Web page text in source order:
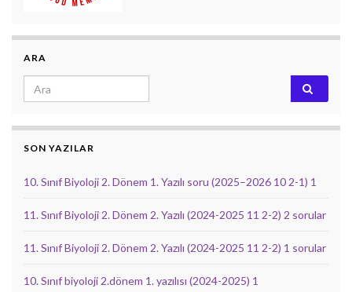
ARA
Search for:
SON YAZILAR
10. Sınıf Biyoloji 2. Dönem 1. Yazılı soru (2025–2026 10 2-1) 1
11. Sınıf Biyoloji 2. Dönem 2. Yazılı (2024-2025 11 2-2) 2 sorular
11. Sınıf Biyoloji 2. Dönem 2. Yazılı (2024-2025 11 2-2) 1 sorular
10. Sınıf biyoloji 2.dönem 1. yazılısı (2024-2025) 1